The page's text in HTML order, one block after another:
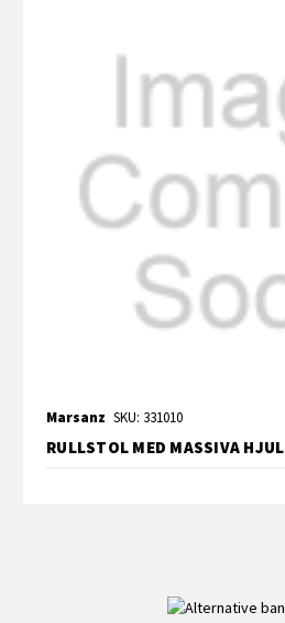
Marsanz SKU: 331010
RULLSTOL MED MASSIVA HJUL